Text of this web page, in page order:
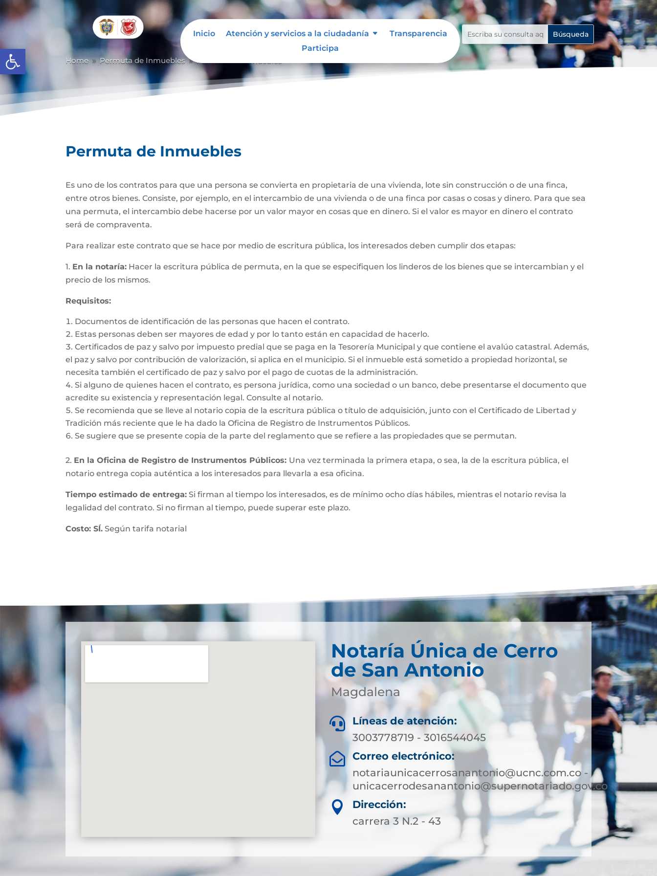
Abrir barra de herramientas
Inicio Atención y servicios a la ciudadanía
Transparencia
Participa
Home 9 Permuta de Inmuebles 9 Permuta de Inmuebles
Permuta de Inmuebles
Es uno de los contratos para que una persona se convierta en propietaria de una vivienda, lote sin construcción o de una finca,
entre otros bienes. Consiste, por ejemplo, en el intercambio de una vivienda o de una finca por casas o cosas y dinero. Para que sea
una permuta, el intercambio debe hacerse por un valor mayor en cosas que en dinero. Si el valor es mayor en dinero el contrato
será de compraventa.
Para realizar este contrato que se hace por medio de escritura pública, los interesados deben cumplir dos etapas:
1. En la notaría: Hacer la escritura pública de permuta, en la que se especifiquen los linderos de los bienes que se intercambian y el
precio de los mismos.
Requisitos:
Documentos de identificación de las personas que hacen el contrato.
Estas personas deben ser mayores de edad y por lo tanto están en capacidad de hacerlo.
Certificados de paz y salvo por impuesto predial que se paga en la Tesorería Municipal y que contiene el avalúo catastral. Además,
el paz y salvo por contribución de valorización, si aplica en el municipio. Si el inmueble está sometido a propiedad horizontal, se
necesita también el certificado de paz y salvo por el pago de cuotas de la administración.
Si alguno de quienes hacen el contrato, es persona jurídica, como una sociedad o un banco, debe presentarse el documento que
acredite su existencia y representación legal. Consulte al notario.
Se recomienda que se lleve al notario copia de la escritura pública o título de adquisición, junto con el Certificado de Libertad y
Tradición más reciente que le ha dado la Oficina de Registro de Instrumentos Públicos.
Se sugiere que se presente copia de la parte del reglamento que se refiere a las propiedades que se permutan.
2. En la Oficina de Registro de Instrumentos Públicos: Una vez terminada la primera etapa, o sea, la de la escritura pública, el
notario entrega copia auténtica a los interesados para llevarla a esa oficina.
Tiempo estimado de entrega: Si firman al tiempo los interesados, es de mínimo ocho días hábiles, mientras el notario revisa la
legalidad del contrato. Si no firman al tiempo, puede superar este plazo.
Costo: SÍ. Según tarifa notarial
Notaría Única de Cerro
de San Antonio
Magdalena

Líneas de atención:
3003778719 - 3016544045

Correo electrónico:
notariaunicacerrosanantonio@ucnc.com.co -
unicacerrodesanantonio@supernotariado.gov.co

Dirección:
carrera 3 N.2 - 43